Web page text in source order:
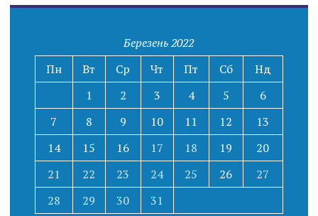
Березень 2022
Пн
Вт Ср Чт Пт Сб
Нд
1
2 3 4 5
6
7
8 9 10 11 12
13
14
15 16 17 18 19
20
21
22 23 24 25 26
27
28
29 30 31